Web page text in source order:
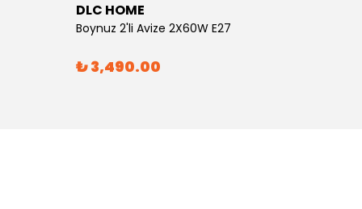
DLC HOME
Boynuz 2'li Avize 2X60W E27
₺ 3,490.00